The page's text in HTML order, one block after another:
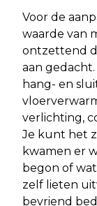
Voor de
waarde van
ontzettend
aan
hang- en
verlichting,
Je kunt het
kwamen er
begon of
zelf lieten
bevriend